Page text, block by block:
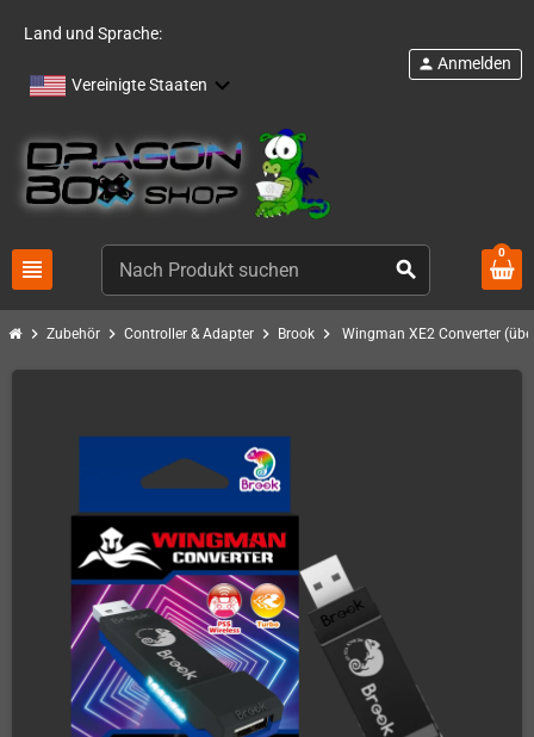
Land und Sprache:
Vereinigte Staaten
view_headline search
person Anmelden
0
chevron_right Zubehör chevron_right Controller & Adapter chevron_right Brook chevron_right Wingman XE2 Converter